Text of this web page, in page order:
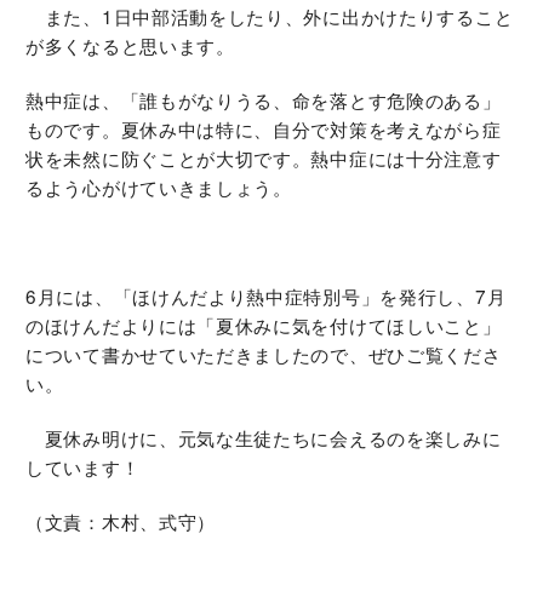
また、1日中部活動をしたり、外に出かけたりすること
が多くなると思います。
熱中症は、「誰もがなりうる、命を落とす危険のある」
ものです。夏休み中は特に、自分で対策を考えながら症
状を未然に防ぐことが大切です。熱中症には十分注意す
るよう心がけていきましょう。
6月には、「ほけんだより熱中症特別号」を発行し、7月
のほけんだよりには「夏休みに気を付けてほしいこと」
について書かせていただきましたので、ぜひご覧くださ
い。
夏休み明けに、元気な生徒たちに会えるのを楽しみに
しています！
（文責：木村、式守）